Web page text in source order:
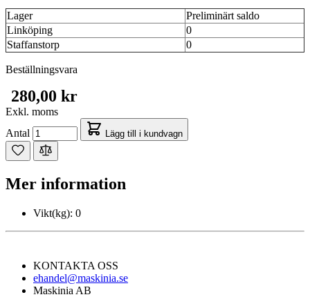
Lager
Preliminärt saldo
Linköping
0
Staffanstorp
0
Beställningsvara
280,00 kr
Exkl. moms
Antal
Lägg till i kundvagn
Mer information
Vikt(kg): 0
KONTAKTA OSS
ehandel@maskinia.se
Maskinia AB